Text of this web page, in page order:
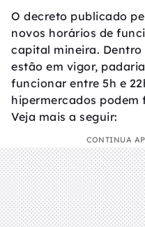
O decreto publicado
novos horários de
capital mineira. Dentro
estão em vigor,
funcionar entre 5h e
hipermercados podem
Veja mais a seguir:
CONTINUA